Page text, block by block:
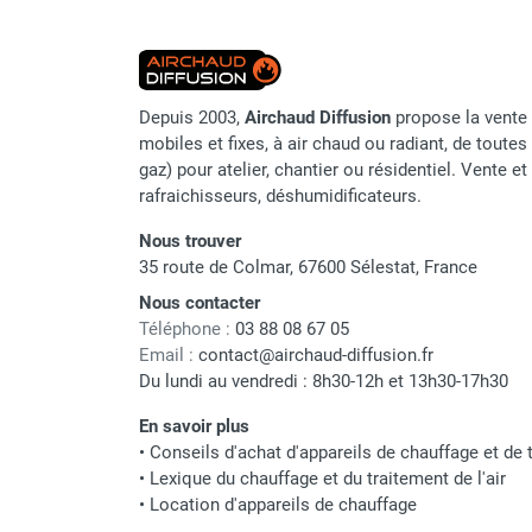
Chauffage électrique par convection
Chauffage mobile au fioul et GNR
Chauffage fioul soufflant avec
cheminée et réservoir intégré
Chauffage fioul soufflant avec
cheminée à raccorder sur citerne
Chauffage fioul soufflant sans
cheminée à combustion directe
Chauffage fioul
infrarouge/rayonnant
Chauffage mobile au gaz propane /
butane
combustion directe
Chauffage mobile au gaz à
combustion indirecte
Chauffage mobile au gaz rayonnant
Depuis 2003, Airchaud Diffusion propose la
mobiles et fixes, à air chaud ou radiant, de
gaz) pour atelier, chantier ou résidentiel. Vente
rafraichisseurs, déshumidificateurs.
Nous trouver
35 route de Colmar, 67600 Sélestat, France
Nous contacter
Téléphone : 03 88 08 67 05
Email : contact@airchaud-diffusion.fr
Du lundi au vendredi : 8h30-12h et 13h30-17h30
En savoir plus
• Conseils d'achat d'appareils de chauffage et de
• Lexique du chauffage et du traitement de l'air
• Location d'appareils de chauffage